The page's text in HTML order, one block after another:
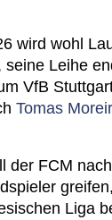
wird wohl
seine Leihe
VfB
Tomas
der FCM
Liga